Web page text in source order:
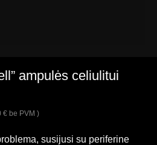
ampulės celiulitui
€ be PVM )
susijusi su periferine